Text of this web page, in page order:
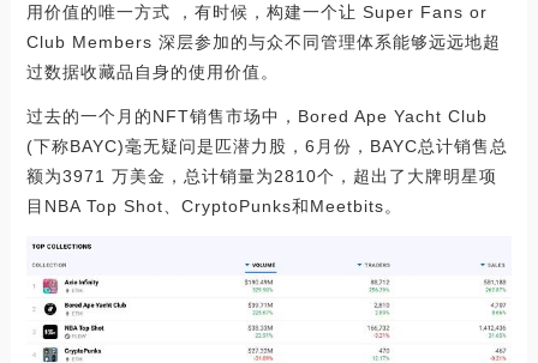
用价值的唯一方式 ，有时候，构建一个让 Super Fans or
Club Members 深层参加的与众不同管理体系能够远远地超
过数据收藏品自身的使用价值。
过去的一个月的NFT销售市场中，Bored Ape Yacht Club
(下称BAYC)毫无疑问是匹潜力股，6月份，BAYC总计销售总
额为3971 万美金，总计销量为2810个，超出了大牌明星项
目NBA Top Shot、CryptoPunks和Meetbits。